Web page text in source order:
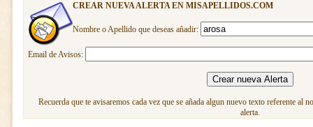
CREAR NUEVA ALERTA EN MISAPELLIDOS.COM
Nombre o Apellido que deseas añadir:
Email de Avisos:
Recuerda que te avisaremos cada vez que se añada algun nuevo texto referente al
alerta.